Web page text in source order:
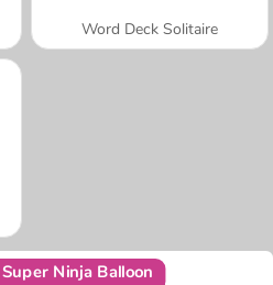
Word Deck Solitaire
Super Ninja Balloon